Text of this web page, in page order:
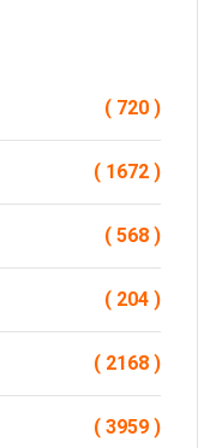
( 720 )
( 1672 )
( 568 )
( 204 )
( 2168 )
( 3959 )